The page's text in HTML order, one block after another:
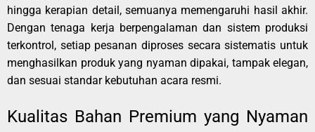
hingga kerapian detail, semuanya memengaruhi hasil akhir.
Dengan tenaga kerja berpengalaman dan sistem produksi
terkontrol, setiap pesanan diproses secara sistematis untuk
menghasilkan produk yang nyaman dipakai, tampak elegan,
dan sesuai standar kebutuhan acara resmi.
Kualitas Bahan Premium yang Nyaman